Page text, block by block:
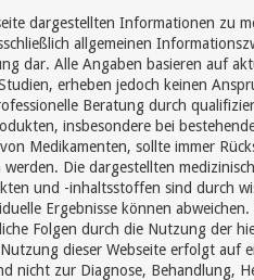
dargestellten Informationen zu
allgemeinen
dar. Alle Angaben basieren auf
erheben jedoch keinen
Beratung durch
insbesondere bei
Medikamenten, sollte immer
Die dargestellten
und -inhaltsstoffen sind durch
Ergebnisse können
Folgen durch die Nutzung der
dieser Webseite erfolgt auf
nicht zur Diagnose, Behandlung,